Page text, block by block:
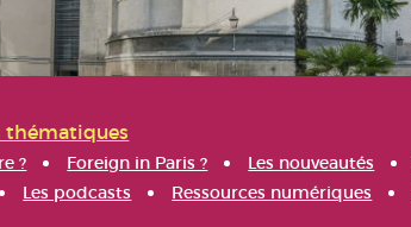
thématiques
? Foreign in Paris ? Les nouveautés
Les podcasts Ressources numériques